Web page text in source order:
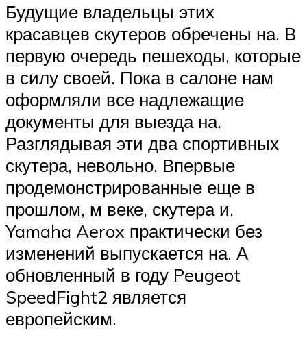
Будущие владельцы этих
красавцев скутеров обречены на. В
первую очередь пешеходы, которые
в силу своей. Пока в салоне нам
оформляли все надлежащие
документы для выезда на.
Разглядывая эти два спортивных
скутера, невольно. Впервые
продемонстрированные еще в
прошлом, м веке, скутера и.
Yamaha Aerox практически без
изменений выпускается на. А
обновленный в году Peugeot
SpeedFight2 является
европейским.